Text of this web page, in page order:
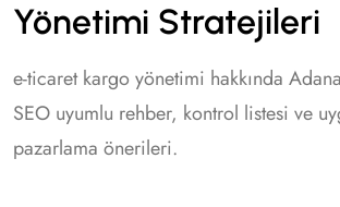
Yönetimi Stratejileri
e-ticaret kargo yönetimi hakkında
SEO uyumlu rehber, kontrol listesi ve
pazarlama önerileri.